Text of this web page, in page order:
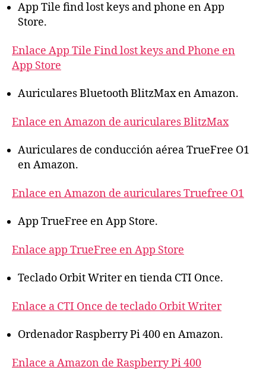
App Tile find lost keys and phone en App
Store.
Enlace App Tile Find lost keys and Phone en
App Store
Auriculares Bluetooth BlitzMax en Amazon.
Enlace en Amazon de auriculares BlitzMax
Auriculares de conducción aérea TrueFree O1
en Amazon.
Enlace en Amazon de auriculares Truefree O1
App TrueFree en App Store.
Enlace app TrueFree en App Store
Teclado Orbit Writer en tienda CTI Once.
Enlace a CTI Once de teclado Orbit Writer
Ordenador Raspberry Pi 400 en Amazon.
Enlace a Amazon de Raspberry Pi 400